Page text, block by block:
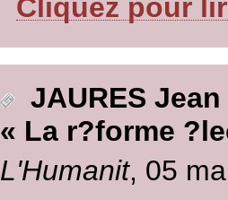
Cliquez pour
JAURES Jean
« La r?forme
L'Humanit, 05